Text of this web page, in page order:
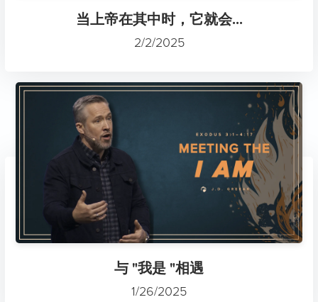
当上帝在其中时，它就会...
2/2/2025
与 "我是 "相遇
1/26/2025